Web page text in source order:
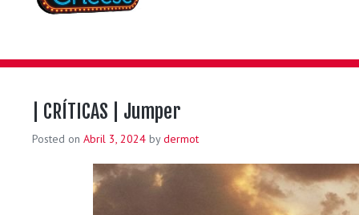
| CRÍTICAS | Jumper
Posted on Abril 3, 2024 bydermot